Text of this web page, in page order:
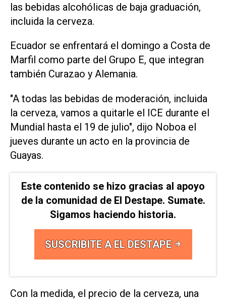
las bebidas alcohólicas de baja graduación,
incluida la cerveza.
Ecuador se enfrentará el ​domingo a Costa de
⁠Marfil como parte del Grupo E, ‌que integran
también Curazao y ⁠Alemania.
"A todas las bebidas ⁠de moderación, incluida
la cerveza, vamos a quitarle el ICE durante el
Mundial hasta ⁠el 19 de julio", dijo Noboa ​el
jueves durante un acto ‌en la provincia de
‌Guayas.
Este contenido se hizo gracias al apoyo
de la comunidad de El Destape. Sumate.
Sigamos haciendo historia.
SUSCRIBITE A EL DESTAPE
Con la medida, el precio de ⁠la cerveza, una